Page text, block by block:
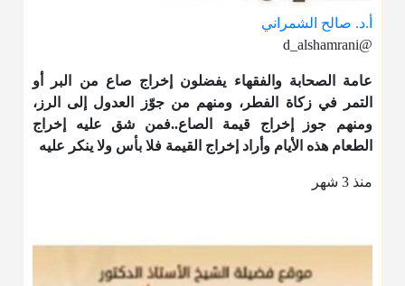
أ.د. صالح الشمراني
@d_alshamrani
عامة الصحابة والفقهاء يفضلون إخراج صاع من البر أو
التمر في زكاة الفطر، ومنهم من جوّز العدول إلى الرز،
ومنهم جوز إخراج قيمة الصاع..فمن شق عليه إخراج
الطعام هذه الأيام وأراد إخراج القيمة فلا بأس ولا ينكر عليه
منذ 3 شهر